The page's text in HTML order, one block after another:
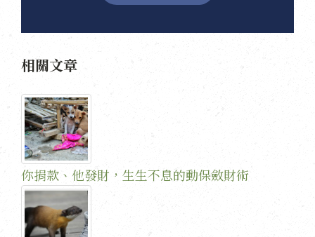
相關文章
你捐款、他發財，生生不息的動保斂財術